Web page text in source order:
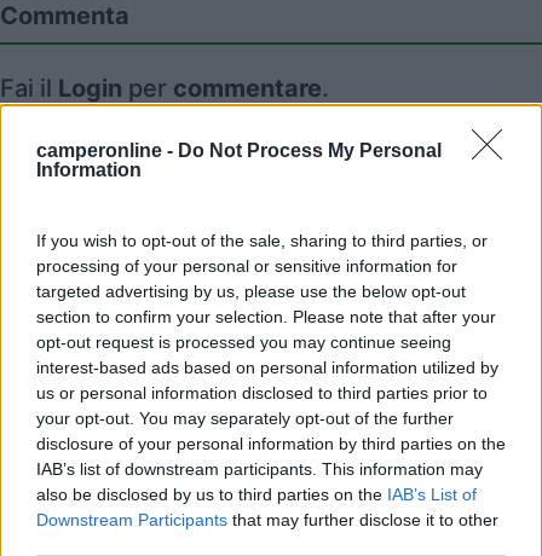
camperonline - Do Not Process My Personal
Information
If you wish to opt-out of the sale, sharing to third parties, or
processing of your personal or sensitive information for
targeted advertising by us, please use the below opt-out
section to confirm your selection. Please note that after your
opt-out request is processed you may continue seeing
interest-based ads based on personal information utilized by
us or personal information disclosed to third parties prior to
your opt-out. You may separately opt-out of the further
disclosure of your personal information by third parties on the
IAB’s list of downstream participants. This information may
also be disclosed by us to third parties on the IAB’s List of
Downstream Participants that may further disclose it to other
Commenta
Fai il Login per commentare.
Recensioni degli Utenti
Accoglienza (7) Punto ristoro (6)
Pulizia (5)
Prezzo (2)
Trasporti (2) Accessibilità (2)
Posizione (2)
Caratteristiche (2)
Mostra tutto
giusgiuseppe 08/12/2025 18:13
Personale gentile. A mio parere un po' caro,
calcolando il disagio dello scarico in inverno che